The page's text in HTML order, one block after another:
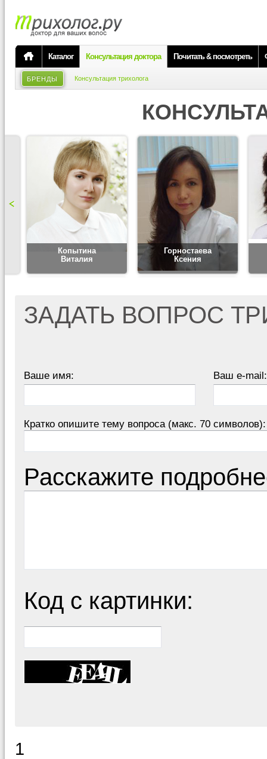
Каталог Консультация доктора Почитать & посмотреть
БРЕНДЫ Консультация трихолога
Копытина
Виталия
Горностаева
Ксения
ЗАДАТЬ ВОПРОС
Ваше имя: Ваш e-mail:
Кратко опишите тему вопроса (макс. 70 символов):
Расскажите
Код с картинки:
1